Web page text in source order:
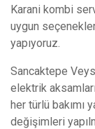
Karani kombi
uygun
yapıyoruz.
Sancaktepe
elektrik
her türlü bakımı
değişimleri